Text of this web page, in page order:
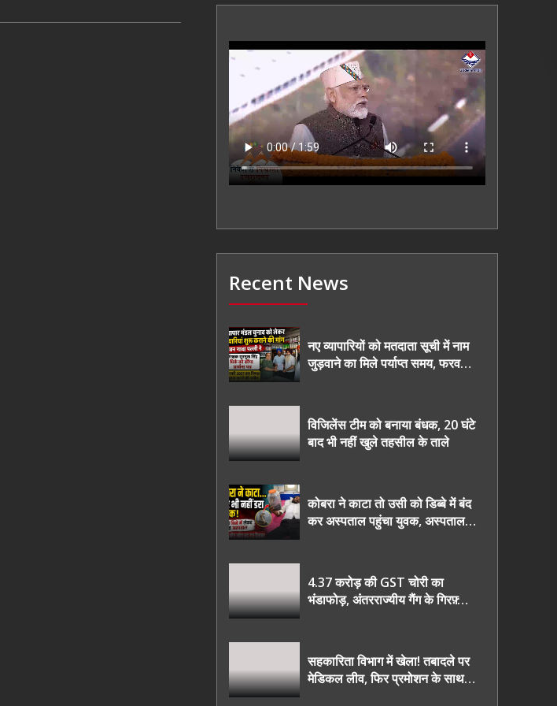
Recent News
नए व्यापारियों को मतदाता सूची में नाम
जुड़वाने का मिले पर्याप्त समय, फरवरी
विजिलेंस टीम को बनाया बंधक, 20 घंटे
बाद भी नहीं खुले तहसील के ताले
कोबरा ने काटा तो उसी को डिब्बे में बंद
कर अस्पताल पहुंचा युवक, अस्पताल में
4.37 करोड़ की GST चोरी का
भंडाफोड़, अंतरराज्यीय गैंग के गिरफ़्तार
सहकारिता विभाग में खेला! तबादले पर
मेडिकल लीव, फिर प्रमोशन के साथ